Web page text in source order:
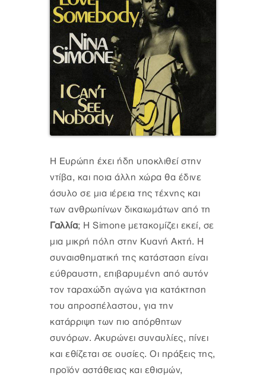
Η Ευρώπη έχει ήδη υποκλιθεί στην
ντίβα, και ποια άλλη χώρα θα έδινε
άσυλο σε μια ιέρεια της τέχνης και
των ανθρωπίνων δικαιωμάτων από τη
Γαλλία; Η Simone μετακομίζει εκεί, σε
μια μικρή πόλη στην Κυανή Ακτή. Η
συναισθηματική της κατάσταση είναι
εύθραυστη, επιβαρυμένη από αυτόν
τον ταραχώδη αγώνα για κατάκτηση
του απροσπέλαστου, για την
κατάρριψη των πιο απόρθητων
συνόρων. Ακυρώνει συναυλίες, πίνει
και εθίζεται σε ουσίες. Οι πράξεις της,
προϊόν αστάθειας και εθισμών,